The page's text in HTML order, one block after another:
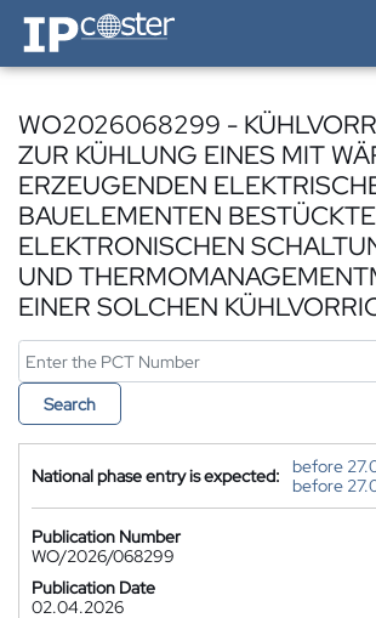
IP-Coster — Home
WO2026068299 -
ZUR KÜHLUNG EINES MIT
ERZEUGENDEN
BAUELEMENTEN
ELEKTRONISCHEN
UND
EINER SOLCHEN
Search
National phase entry is expected:
before
before
Publication Number
WO/2026/068299
Publication Date
02.04.2026